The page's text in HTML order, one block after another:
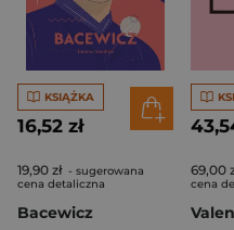
KSIĄŻKA
16,52 zł
19,90 zł - sugerowana
cena detaliczna
Bacewicz
69,00
cena